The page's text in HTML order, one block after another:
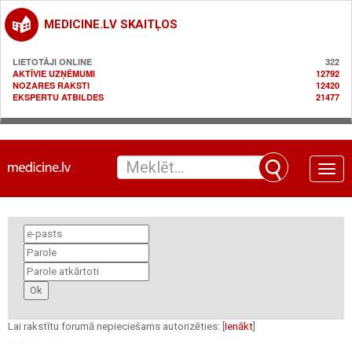
MEDICINE.LV SKAITĻOS
LIETOTĀJI ONLINE
322
AKTĪVIE UZŅĒMUMI
12792
NOZARES RAKSTI
12420
EKSPERTU ATBILDES
21477
Toggle
Lai rakstītu forumā nepieciešams autorizēties: [ Ienākt